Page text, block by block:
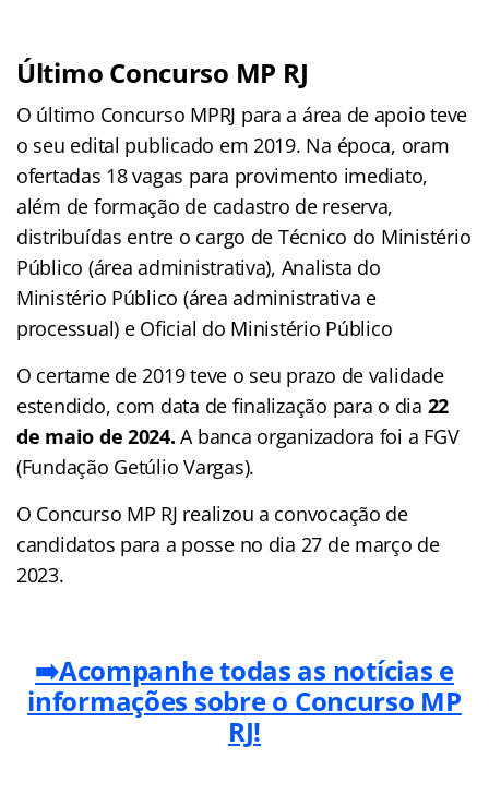
Último Concurso MP RJ
O último Concurso MPRJ para a área de apoio teve
o seu edital publicado em 2019. Na época, oram
ofertadas 18 vagas para provimento imediato,
além de formação de cadastro de reserva,
distribuídas entre o cargo de Técnico do Ministério
Público (área administrativa), Analista do
Ministério Público (área administrativa e
processual) e Oficial do Ministério Público
O certame de 2019 teve o seu prazo de validade
estendido, com data de finalização para o dia 22
de maio de 2024. A banca organizadora foi a FGV
(Fundação Getúlio Vargas).
O Concurso MP RJ realizou a convocação de
candidatos para a posse no dia 27 de março de
2023.
➡️Acompanhe todas as notícias e
informações sobre o Concurso MP
RJ!